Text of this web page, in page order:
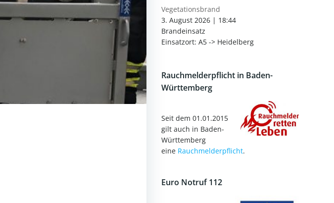
Vegetationsbrand
3. August 2026 | 18:44
Brandeinsatz
Einsatzort: A5 -> Heidelberg
Rauchmelderpflicht in Baden-
Württemberg
Seit dem 01.01.2015
gilt auch in Baden-
Württemberg
eine Rauchmelderpflicht.
Euro Notruf 112